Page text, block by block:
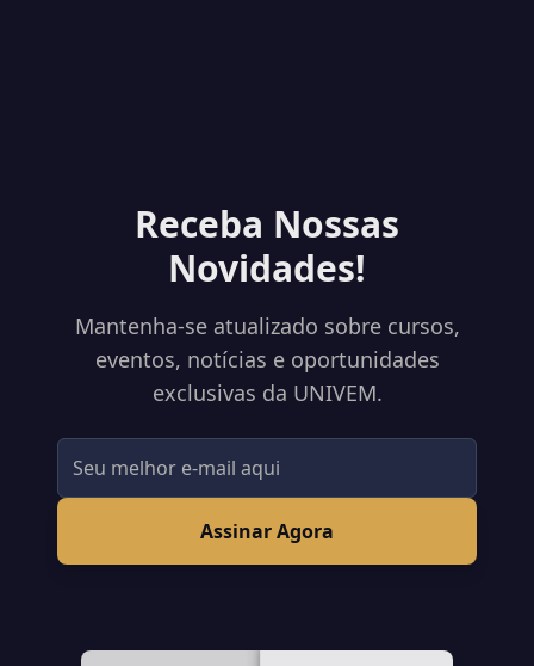
Receba Nossas
Novidades!
Mantenha-se atualizado sobre cursos,
eventos, notícias e oportunidades
exclusivas da UNIVEM.
Assinar Agora